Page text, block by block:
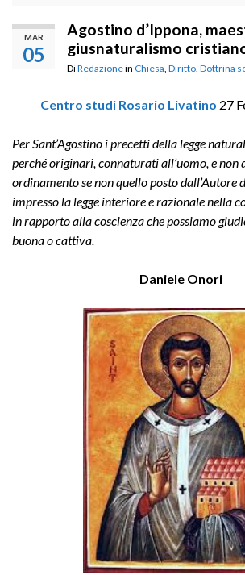
MAR
05
Agostino d’Ippona,
giusnaturalismo
DiRedazionein Chiesa Diritto Dottrina
Centro studi Rosario Livatino 27
Per Sant’Agostino i precetti della legge
perché originari, connaturati all’uomo, e non
ordinamento se non quello posto dall’Autore
impresso la legge interiore e razionale nella
in rapporto alla coscienza che possiamo
buona o cattiva
Daniele Onori